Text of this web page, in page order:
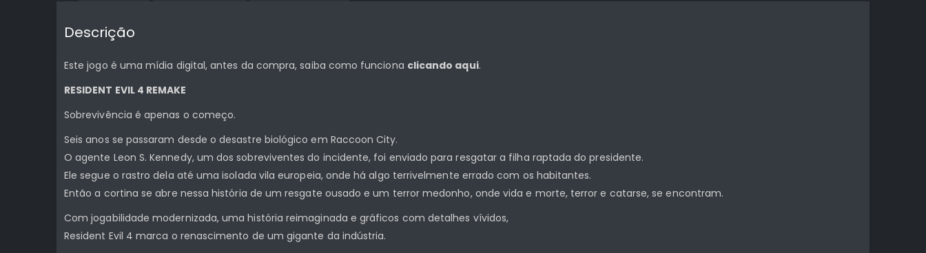
Descrição
Este jogo é uma mídia digital, antes da compra, saiba como funciona clicando aqui.
RESIDENT EVIL 4 REMAKE
Sobrevivência é apenas o começo.
Seis anos se passaram desde o desastre biológico em Raccoon City.
O agente Leon S. Kennedy, um dos sobreviventes do incidente, foi enviado para resgatar a filha raptada do presidente.
Ele segue o rastro dela até uma isolada vila europeia, onde há algo terrivelmente errado com os habitantes.
Então a cortina se abre nessa história de um resgate ousado e um terror medonho, onde vida e morte, terror e catarse, se encontram.
Com jogabilidade modernizada, uma história reimaginada e gráficos com detalhes vívidos,
Resident Evil 4 marca o renascimento de um gigante da indústria.